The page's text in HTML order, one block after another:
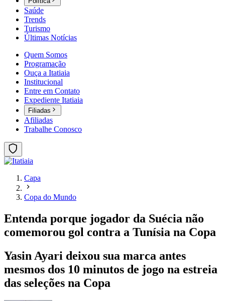
Saúde
Trends
Turismo
Últimas Notícias
Quem Somos
Programação
Ouça a Itatiaia
Institucional
Entre em Contato
Expediente Itatiaia
Filiadas
Afiliadas
Trabalhe Conosco
Capa
Copa do Mundo
Entenda porque jogador da Suécia não
comemorou gol contra a Tunísia na Copa
Yasin Ayari deixou sua marca antes
mesmos dos 10 minutos de jogo na estreia
das seleções na Copa